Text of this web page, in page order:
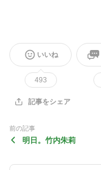
いいね
493
記事をシェア
前の記事
明日。竹内朱莉